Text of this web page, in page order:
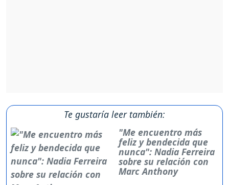
Te gustaría leer también:
"Me encuentro más
feliz y bendecida que
nunca": Nadia Ferreira
sobre su relación con
Marc Anthony